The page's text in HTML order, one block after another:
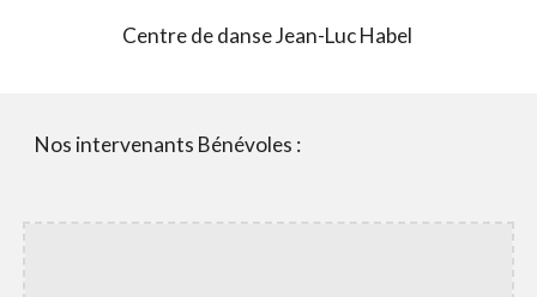
Centre de danse Jean-Luc Habel
Nos intervenants Bénévoles :